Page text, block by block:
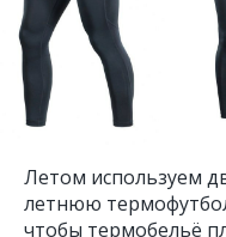
Летом используем
летнюю
чтобы термобельё